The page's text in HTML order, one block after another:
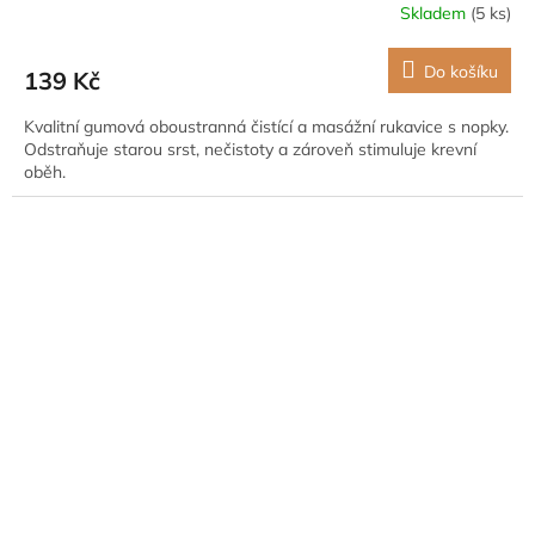
Skladem (5 ks)
139 Kč Do košíku
Kvalitní gumová oboustranná čistící a masážní rukavice s nopky.
Odstraňuje starou srst, nečistoty a zároveň stimuluje krevní
oběh.